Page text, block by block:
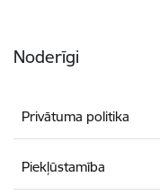
Noderīgi
Privātuma politika
Piekļūstamība